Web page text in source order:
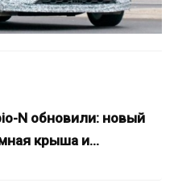
N обновили: новый
крыша и…